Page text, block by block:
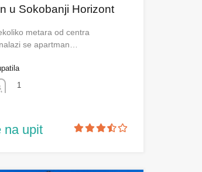
u Sokobanji Horizont
metara od centra
se apartman…
1
na upit